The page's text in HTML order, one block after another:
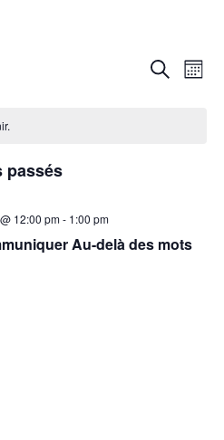
Recherche
de
Mois
passés
12:00 pm- 1:00 pm
Au-delà des mots